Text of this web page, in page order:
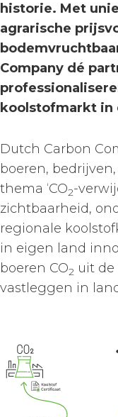
historie. Met
agrarische
Company dé
koolstofmarkt in
Dutch Carbon
boeren,
thema ‘CO2-
zichtbaarheid,
regionale
in eigen land
boeren CO2 uit de
vastleggen in